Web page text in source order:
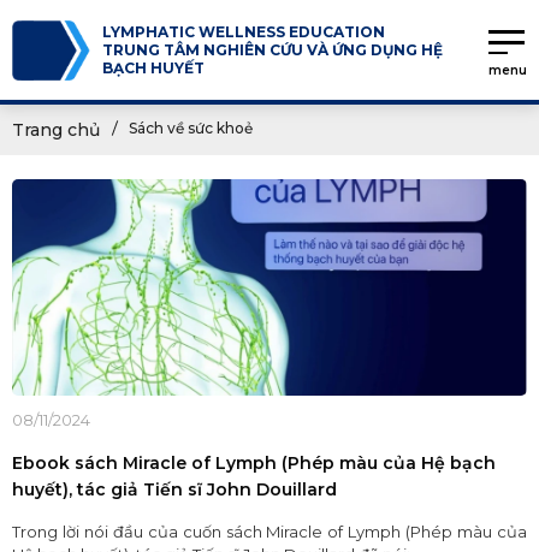
LYMPHATIC WELLNESS EDUCATION
TRUNG TÂM NGHIÊN CỨU VÀ ỨNG DỤNG HỆ
BẠCH HUYẾT
menu
Trang chủ Sách về sức khoẻ
08/11/2024
Ebook sách Miracle of Lymph (Phép màu của Hệ bạch
huyết), tác giả Tiến sĩ John Douillard
Trong lời nói đầu của cuốn sách Miracle of Lymph (Phép màu của